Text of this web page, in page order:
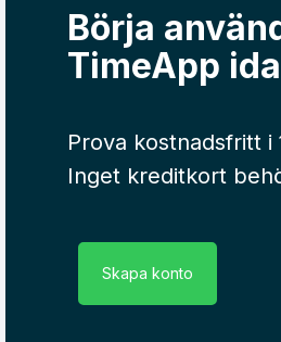
Börja
TimeApp
Prova kostnadsfritt i
Inget kreditkort
Skapa konto